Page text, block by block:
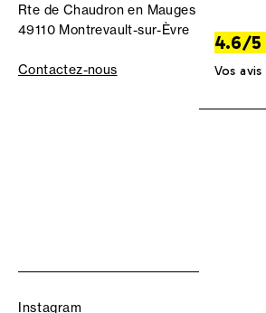
Rte de Chaudron en Mauges
49110 Montrevault-sur-Èvre
Contactez-nous
4.6/5
Vos
Instagram